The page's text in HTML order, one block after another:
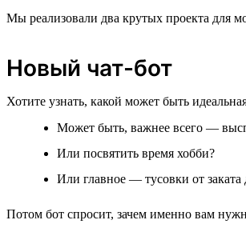
Мы реализовали два крутых проекта для
Новый чат-бот
Хотите узнать, какой может быть
Может быть, важнее всего —
Или посвятить время хобби?
Или главное — тусовки от заката
Потом бот спросит, зачем именно вам